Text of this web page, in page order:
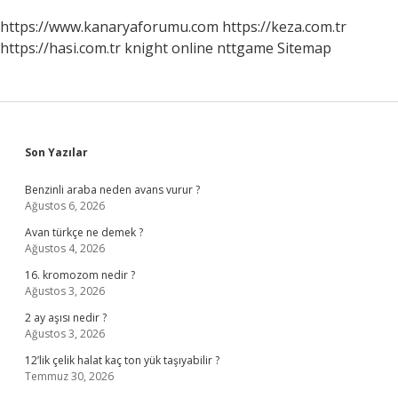
https://www.kanaryaforumu.com https://keza.com.tr
https://hasi.com.tr knight online nttgame Sitemap
Sidebar
Son Yazılar
Benzinli araba neden avans vurur ?
Ağustos 6, 2026
Avan türkçe ne demek ?
Ağustos 4, 2026
16. kromozom nedir ?
Ağustos 3, 2026
2 ay aşısı nedir ?
Ağustos 3, 2026
12’lik çelik halat kaç ton yük taşıyabilir ?
Temmuz 30, 2026